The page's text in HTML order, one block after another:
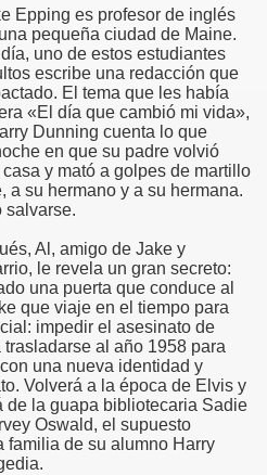
Epping es profesor de inglés
pequeña ciudad de Maine.
uno de estos estudiantes
escribe una redacción que
El tema que les había
«El día que cambió mi vida»,
Dunning cuenta lo que
en que su padre volvió
casa y mató a golpes de martillo
a su hermano y a su hermana.
salvarse.
Al, amigo de Jake y
le revela un gran secreto:
una puerta que conduce al
que viaje en el tiempo para
impedir el asesinato de
al año 1958 para
una nueva identidad y
Volverá a la época de Elvis y
de la guapa bibliotecaria Sadie
Oswald, el supuesto
familia de su alumno Harry